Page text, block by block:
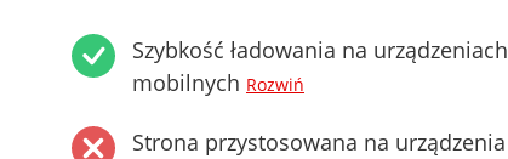
Szybkość ładowania na urządzeniach
mobilnych Rozwiń
Strona przystosowana na urządzenia